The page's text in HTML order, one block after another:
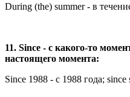
During (the) summer - в
11. Since - с какого-то
настоящего момента:
Since 1988 - с 1988 года; since